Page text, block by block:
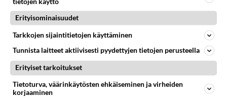
Kommentoi aloitusta...
Ketjusta on poistettu
Erityisominaisuudet
Tarkkojen sijaintitietojen käyttäminen
Tunnista laitteet aktiivisesti pyydettyjen tietojen perusteella
Erityiset tarkoitukset
Tietoturva, väärinkäytösten ehkäiseminen ja virheiden
korjaaminen